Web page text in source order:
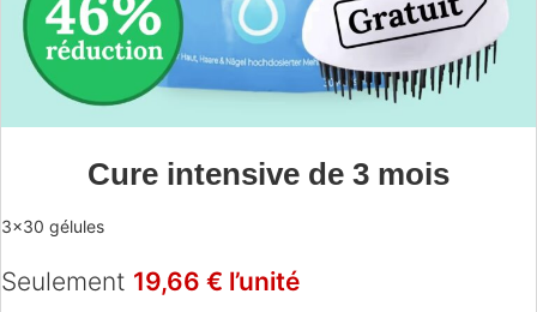
Cure intensive de 3 mois
3×30 gélules
Seulement 19,66 € l’unité